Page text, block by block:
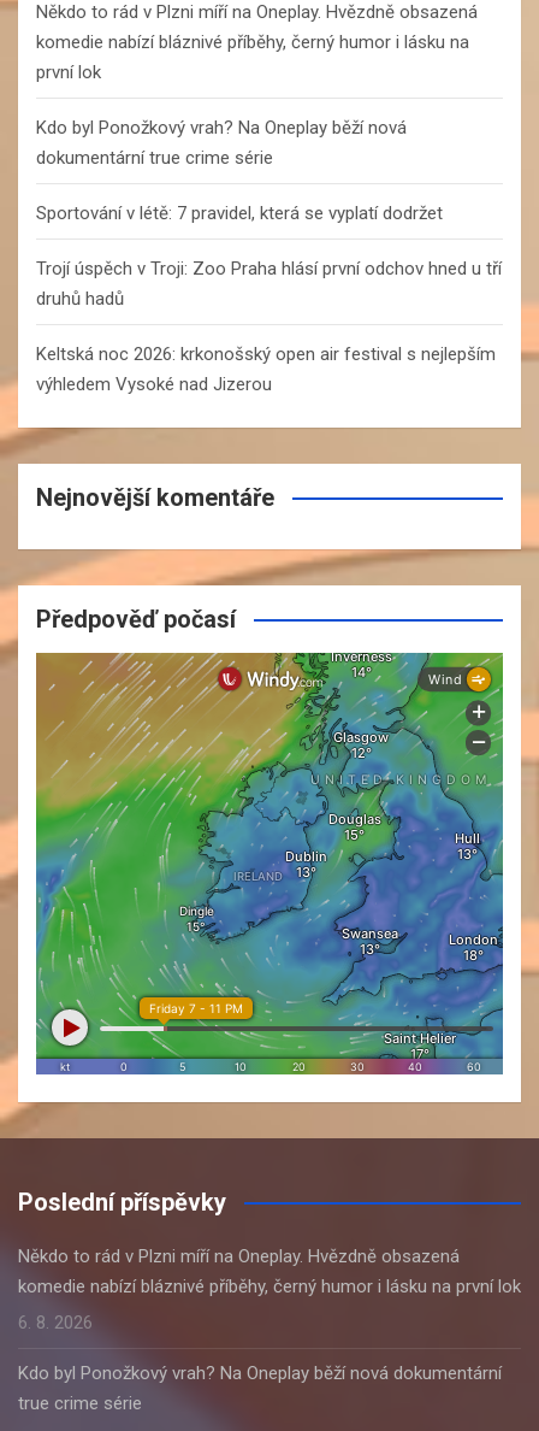
Někdo to rád v Plzni míří na Oneplay. Hvězdně obsazená
komedie nabízí bláznivé příběhy, černý humor i lásku na
první lok
Kdo byl Ponožkový vrah? Na Oneplay běží nová
dokumentární true crime série
Sportování v létě: 7 pravidel, která se vyplatí dodržet
Trojí úspěch v Troji: Zoo Praha hlásí první odchov hned u tří
druhů hadů
Keltská noc 2026: krkonošský open air festival s nejlepším
výhledem Vysoké nad Jizerou
Nejnovější komentáře
Předpověď počasí
Poslední příspěvky
Někdo to rád v Plzni míří na Oneplay. Hvězdně obsazená
komedie nabízí bláznivé příběhy, černý humor i lásku na první lok
6. 8. 2026
Kdo byl Ponožkový vrah? Na Oneplay běží nová dokumentární
true crime série